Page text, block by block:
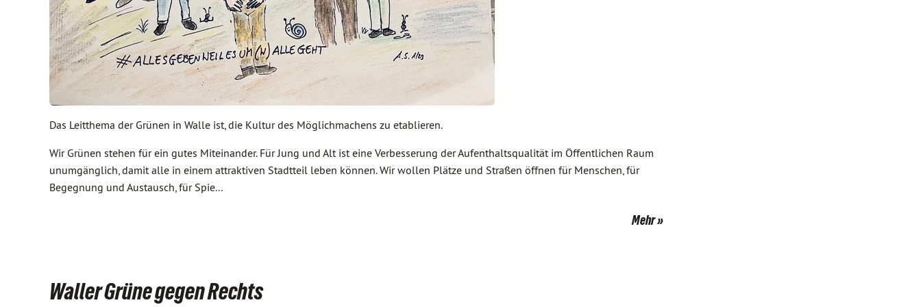
Das Leitthema der Grünen in Walle ist, die Kultur des Möglichmachens zu etablieren.
Wir Grünen stehen für ein gutes Miteinander. Für Jung und Alt ist eine Verbesserung der Aufenthaltsqualität im Öffentlichen Raum
unumgänglich, damit alle in einem attraktiven Stadtteil leben können. Wir wollen Plätze und Straßen öffnen für Menschen, für
Begegnung und Austausch, für Spie...
Mehr
Waller Grüne gegen Rechts